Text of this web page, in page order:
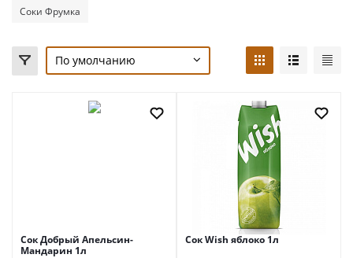
Соки Фрумка
По умолчанию
Сок Добрый Апельсин-
Мандарин 1л
Сок Wish яблоко 1л